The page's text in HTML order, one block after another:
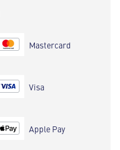
Mastercard
Visa
Apple Pay